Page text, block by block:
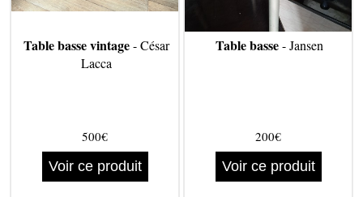
Table basse vintage- César
Lacca
500€
Voir ce produit
Table basse- Jansen
200€
Voir ce produit